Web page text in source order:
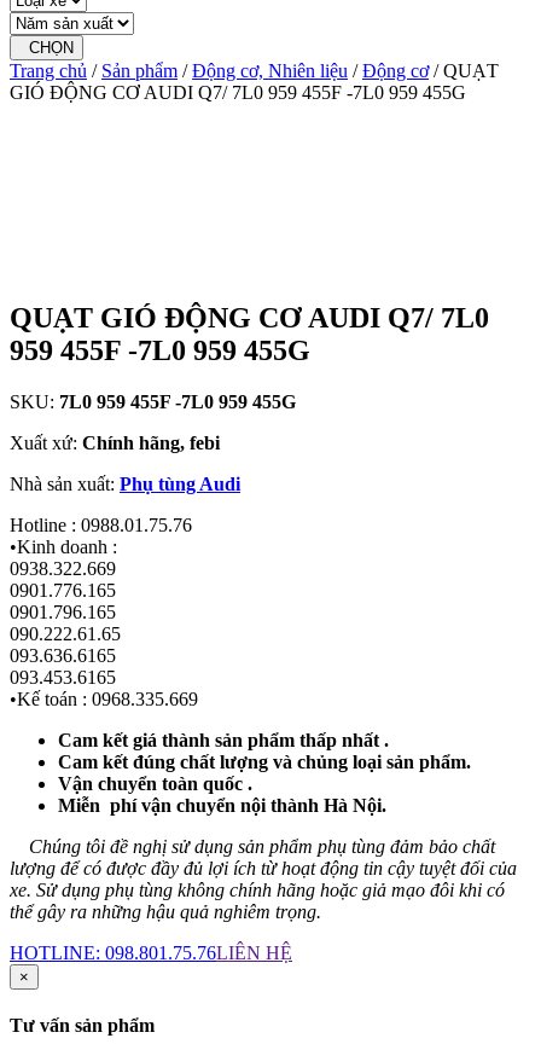
CHỌN
Trang chủ / Sản phẩm /Động cơ, Nhiên liệu /Động cơ/ QUẠT
GIÓ ĐỘNG CƠ AUDI Q7/ 7L0 959 455F -7L0 959 455G
QUẠT GIÓ ĐỘNG CƠ AUDI Q7/ 7L0
959 455F -7L0 959 455G
SKU: 7L0 959 455F -7L0 959 455G
Xuất xứ: Chính hãng, febi
Nhà sản xuất: Phụ tùng Audi
Hotline : 0988.01.75.76
•Kinh doanh :
0938.322.669
0901.776.165
0901.796.165
090.222.61.65
093.636.6165
093.453.6165
•Kế toán : 0968.335.669
Cam kết giá thành sản phẩm thấp nhất .
Cam kết đúng chất lượng và chủng loại sản phẩm.
Vận chuyển toàn quốc .
Miễn phí vận chuyển nội thành Hà Nội.
Chúng tôi đề nghị sử dụng sản phẩm phụ tùng đảm bảo chất
lượng để có được đầy đủ lợi ích từ hoạt động tin cậy tuyệt đối của
xe. Sử dụng phụ tùng không chính hãng hoặc giả mạo đôi khi có
thể gây ra những hậu quả nghiêm trọng.
HOTLINE: 098.801.75.76LIÊN HỆ
×
Tư vấn sản phẩm